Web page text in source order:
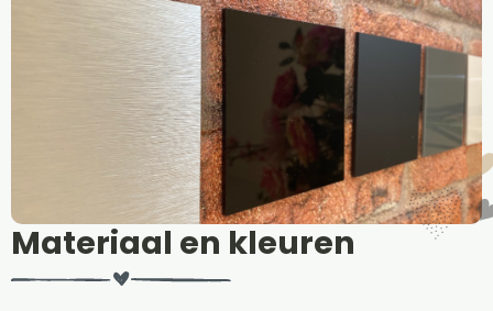
Materiaal en kleuren